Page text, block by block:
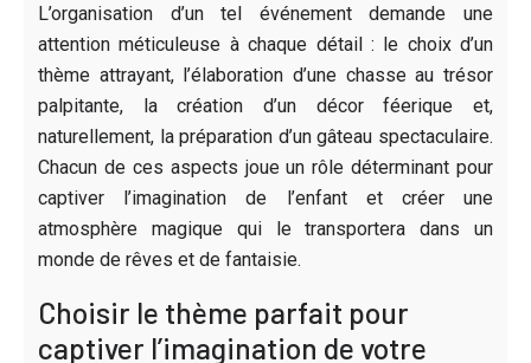
L’organisation d’un tel événement demande une
attention méticuleuse à chaque détail : le choix d’un
thème attrayant, l’élaboration d’une chasse au trésor
palpitante, la création d’un décor féerique et,
naturellement, la préparation d’un gâteau spectaculaire.
Chacun de ces aspects joue un rôle déterminant pour
captiver l’imagination de l’enfant et créer une
atmosphère magique qui le transportera dans un
monde de rêves et de fantaisie.
Choisir le thème parfait pour
captiver l’imagination de votre